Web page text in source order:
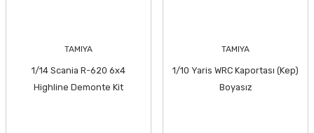
TAMIYA
1/14 Scania R-620 6x4
Highline Demonte Kit
TAMIYA
1/10 Yaris WRC Kaportası (Kep)
Boyasız